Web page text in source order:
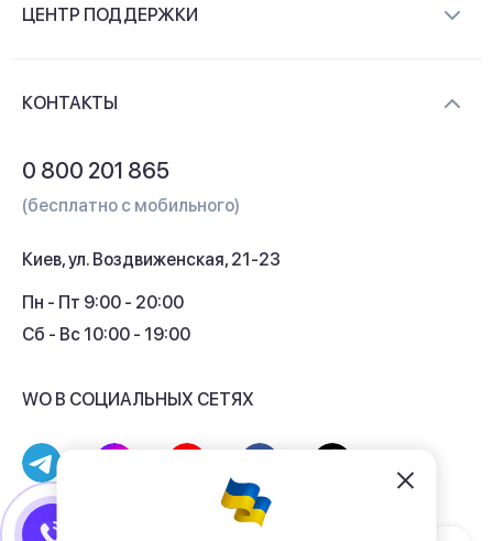
Контакты
ЦЕНТР ПОДДЕРЖКИ
Кэшбек
КОНТАКТЫ
0 800 201 865
(бесплатно с мобильного)
Киев, ул. Воздвиженская, 21-23
Пн - Пт 9:00 - 20:00
Сб - Вс 10:00 - 19:00
WO В СОЦИАЛЬНЫХ СЕТЯХ